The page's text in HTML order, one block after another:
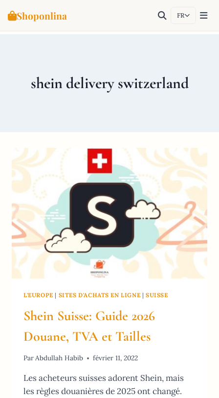
Shoponlina FR
shein delivery switzerland
L'EUROPE | SITES D'ACHATS EN LIGNE |SUISSE
Shein Suisse: Guide 2026
Douane, TVA et Tailles
ParAbdullah Habib février 11, 2022
Les acheteurs suisses adorent Shein, mais
les règles douanières de 2025 ont changé.